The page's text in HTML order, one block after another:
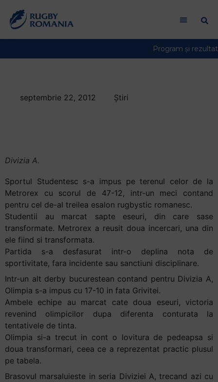
septembrie 22, 2012 Știri
Divizia A.
Sportul Studentesc s-a impus pe terenul celor de la
Metrorex cu scorul de 47-12, intr-un meci contand
pentru cel de-al treilea esalon rugbystic romanesc.
Studentii au marcat sapte eseuri, din care sase
transformate. Metrorex a reusit doua incercari, una din
ele fiind si transformata.
Partida s-a desfasurat intr-o deplina nota de
sportivitate, fara incidente sau sanctiuni disciplinare.
Intr-un alt derby bucurestean contand pentru Divizia A,
Olimpia s-a impus cu 17-10 in fata Grivitei.
Ambele echipe au marcat cate doua eseuri, victoria
revenind olimpicilor dupa diferenta conturata la
tentativele de tinta.
Olimpia si-a trecut in cont o lovitura de pedeapsa si
doua transformari, ceea ce a reprezentat practic plusul
pe tabela.
Brasovul marsaluieste in seria Diviziei A, trecand azi cu